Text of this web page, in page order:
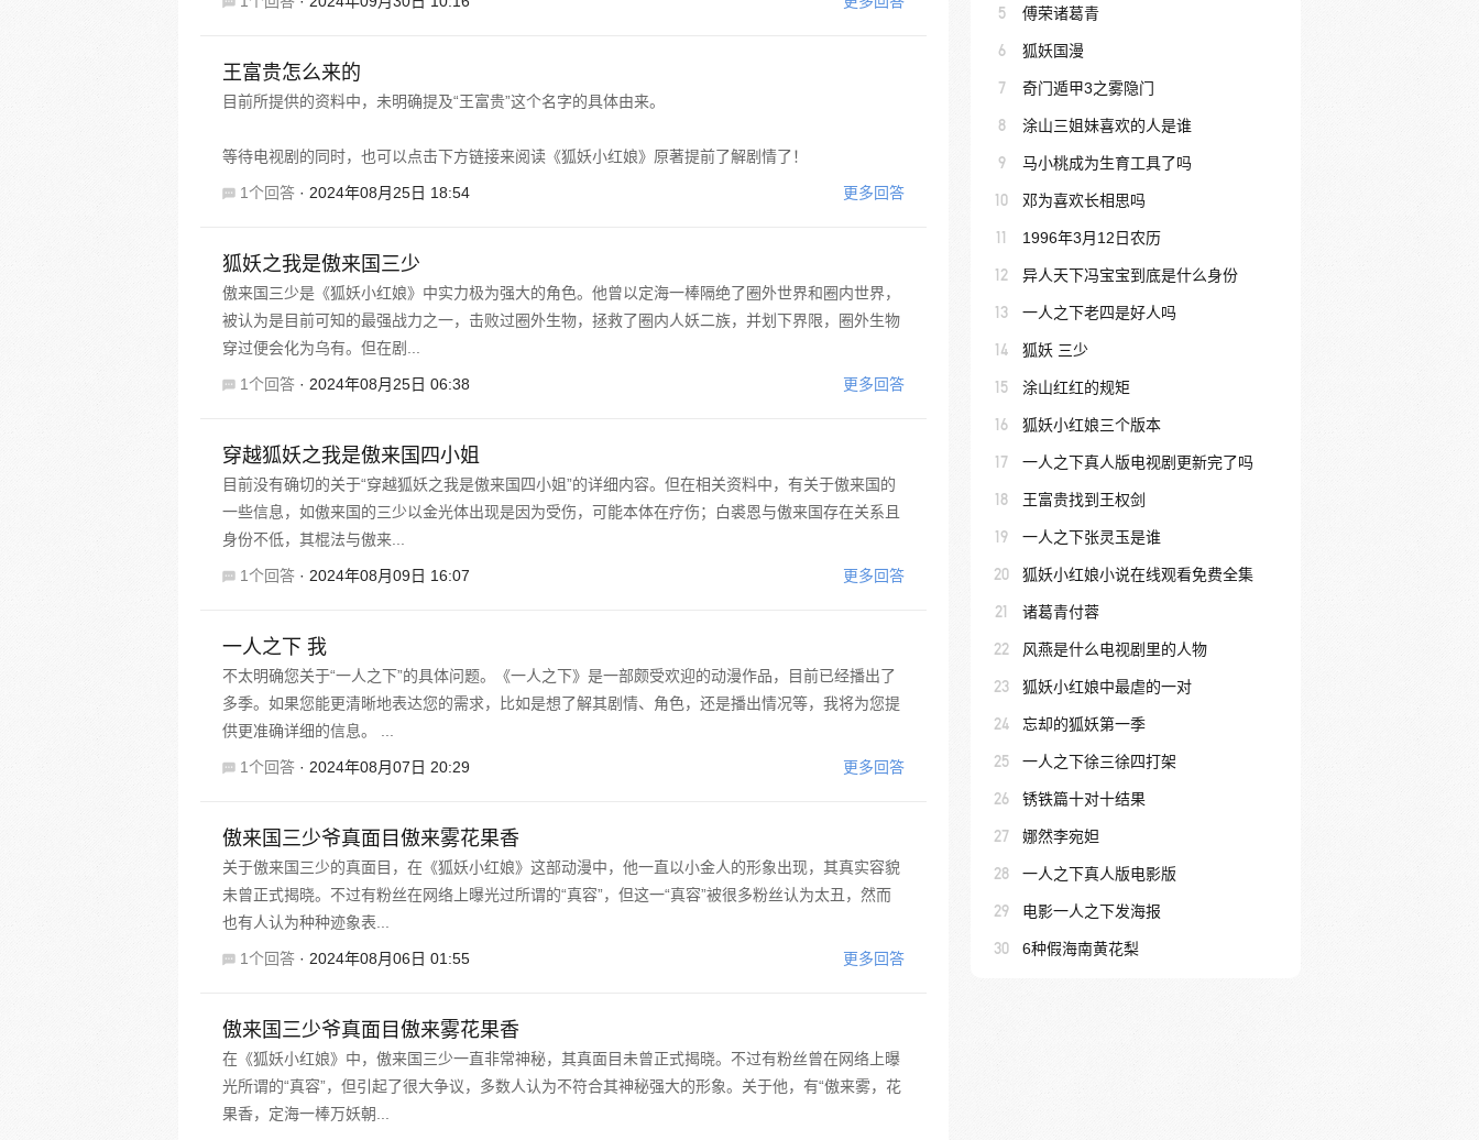
王富贵怎么来的
目前所提供的资料中，未明确提及“王富贵”这个名字的具体由来。
等待电视剧的同时，也可以点击下方链接来阅读《狐妖小红娘》原著提前了解剧情了！
1个回答 · 2024年08月25日 18:54 更多回答
狐妖之我是傲来国三少
傲来国三少是《狐妖小红娘》中实力极为强大的角色。他曾以定海一棒隔绝了圈外世界和圈内世界，
被认为是目前可知的最强战力之一，击败过圈外生物，拯救了圈内人妖二族，并划下界限，圈外生物
穿过便会化为乌有。但在剧...
1个回答 · 2024年08月25日 06:38 更多回答
穿越狐妖之我是傲来国四小姐
目前没有确切的关于“穿越狐妖之我是傲来国四小姐”的详细内容。但在相关资料中，有关于傲来国的
一些信息，如傲来国的三少以金光体出现是因为受伤，可能本体在疗伤；白裘恩与傲来国存在关系且
身份不低，其棍法与傲来...
1个回答 · 2024年08月09日 16:07 更多回答
一人之下 我
不太明确您关于“一人之下”的具体问题。《一人之下》是一部颇受欢迎的动漫作品，目前已经播出了
多季。如果您能更清晰地表达您的需求，比如是想了解其剧情、角色，还是播出情况等，我将为您提
供更准确详细的信息。 ...
1个回答 · 2024年08月07日 20:29 更多回答
傲来国三少爷真面目傲来雾花果香
关于傲来国三少的真面目，在《狐妖小红娘》这部动漫中，他一直以小金人的形象出现，其真实容貌
未曾正式揭晓。不过有粉丝在网络上曝光过所谓的“真容”，但这一“真容”被很多粉丝认为太丑，然而
也有人认为种种迹象表...
1个回答 · 2024年08月06日 01:55 更多回答
傲来国三少爷真面目傲来雾花果香
在《狐妖小红娘》中，傲来国三少一直非常神秘，其真面目未曾正式揭晓。不过有粉丝曾在网络上曝
光所谓的“真容”，但引起了很大争议，多数人认为不符合其神秘强大的形象。关于他，有“傲来雾，花
果香，定海一棒万妖朝...
5 傅荣诸葛青
6 狐妖国漫
7 奇门遁甲3之雾隐门
8 涂山三姐妹喜欢的人是谁
9 马小桃成为生育工具了吗
10 邓为喜欢长相思吗
11 1996年3月12日农历
12 异人天下冯宝宝到底是什么身份
13 一人之下老四是好人吗
14 狐妖 三少
15 涂山红红的规矩
16 狐妖小红娘三个版本
17 一人之下真人版电视剧更新完了吗
18 王富贵找到王权剑
19 一人之下张灵玉是谁
20 狐妖小红娘小说在线观看免费全集
21 诸葛青付蓉
22 风燕是什么电视剧里的人物
23 狐妖小红娘中最虐的一对
24 忘却的狐妖第一季
25 一人之下徐三徐四打架
26 锈铁篇十对十结果
27 娜然李宛妲
28 一人之下真人版电影版
29 电影一人之下发海报
30 6种假海南黄花梨